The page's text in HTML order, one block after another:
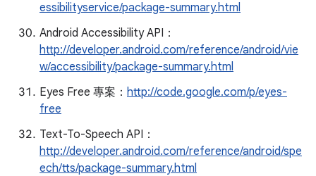
essibilityservice/package-summary.html
Android Accessibility API：
http://developer.android.com/reference/android/vie
w/accessibility/package-summary.html
Eyes Free 專案： http://code.google.com/p/eyes-
free
Text-To-Speech API：
http://developer.android.com/reference/android/spe
ech/tts/package-summary.html